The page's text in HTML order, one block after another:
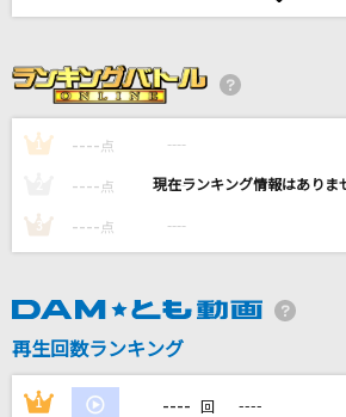
[生音]水平線
TV版 ジューキーズこうじちゅう!
WOODEN DOLL
米津玄師
1 ---- 点 ----
---- 点 ----
3 ---- 点 ----
再生回数ランキング
1 ---- 回 ----